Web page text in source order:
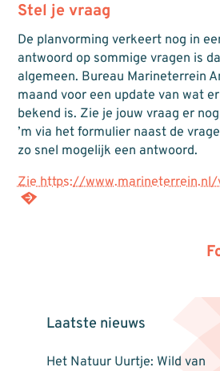
Stel je vraag
De planvorming verkeert nog in
antwoord op sommige vragen is
algemeen. Bureau Marineterrein
maand voor een update van wat
bekend is. Zie je jouw vraag er
’m via het formulier naast de
zo snel mogelijk een antwoord.
Zie https://
Laatste nieuws
Het Natuur Uurtje: Wild van